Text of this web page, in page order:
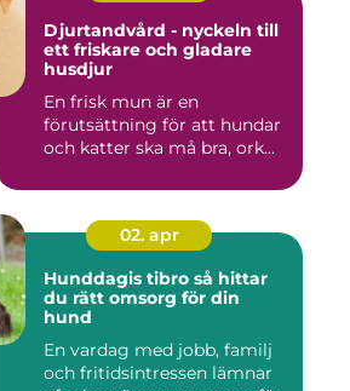
Djurtandvård - nyckeln till
ett friskare och gladare
husdjur
En frisk mun är en
förutsättning för att hundar
och katter ska må bra, ork...
02. apr
Hunddagis tibro så hittar
du rätt omsorg för din
hund
En vardag med jobb, familj
och fritidsintressen lämnar